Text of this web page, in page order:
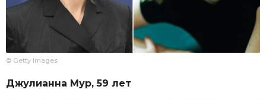
© Getty Images
Джулианна Мур, 59 лет